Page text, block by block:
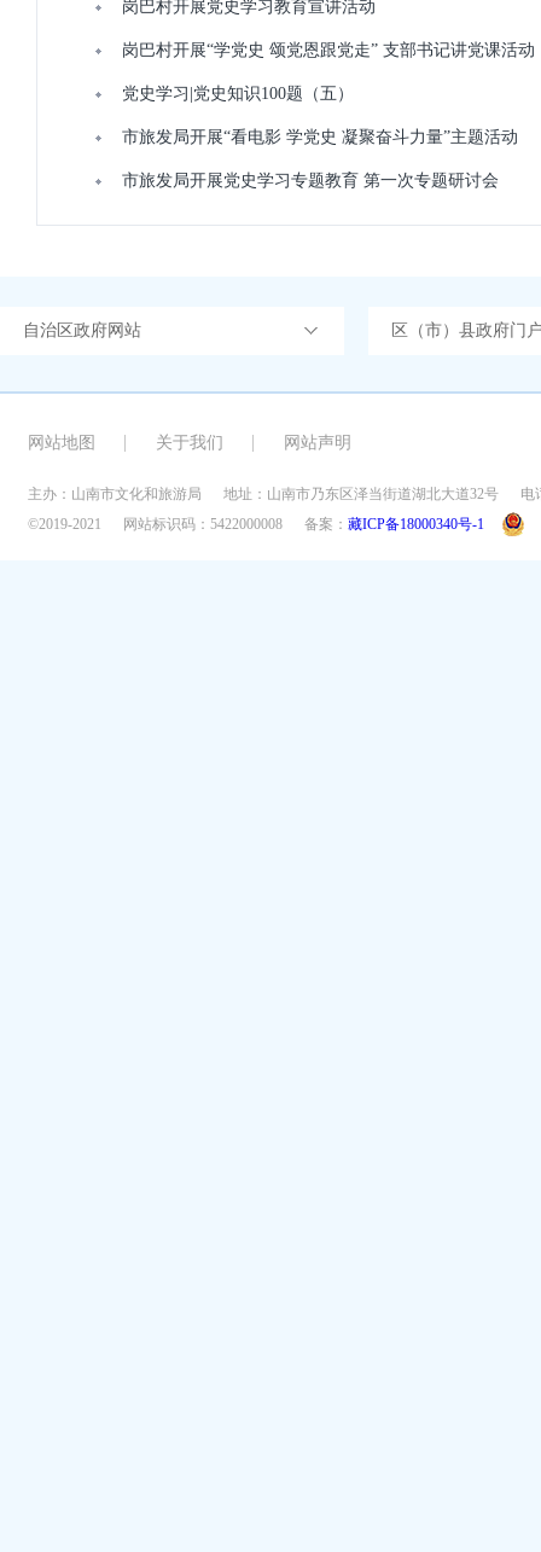
岗巴村开展党史学习教育宣讲活动
岗巴村开展“学党史 颂党恩跟党走” 支部书记讲党课活动
党史学习|党史知识100题（五）
市旅发局开展“看电影 学党史 凝聚奋斗力量”主题活动
市旅发局开展党史学习专题教育 第一次专题研讨会
自治区政府网站 区（市）县政府门
网站地图 关于我们 网站声明
主办：山南市文化和旅游局 地址：山南市乃东区泽当街道湖北大道32号
电
©2019-2021
网站标识码：5422000008 备案： 藏ICP备18000340号-1